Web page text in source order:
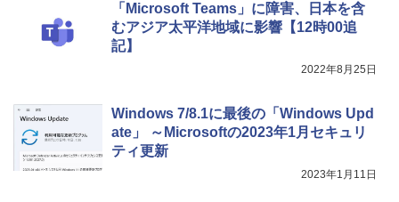
「Microsoft Teams」に障害、日本を含
むアジア太平洋地域に影響【12時00追
記】
2022年8月25日
Windows 7/8.1に最後の「Windows Upd
ate」 ～Microsoftの2023年1月セキュリ
ティ更新
2023年1月11日